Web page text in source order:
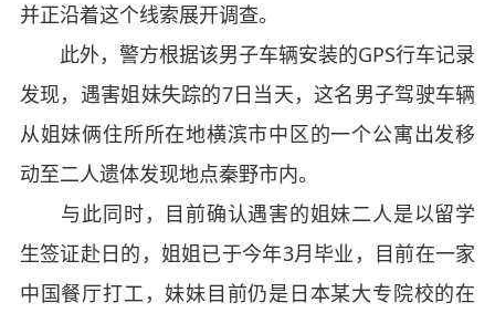
并正沿着这个线索展开调查。
此外，警方根据该男子车辆安装的GPS行车记录
发现，遇害姐妹失踪的7日当天，这名男子驾驶车辆
从姐妹俩住所所在地横滨市中区的一个公寓出发移
动至二人遗体发现地点秦野市内。
与此同时，目前确认遇害的姐妹二人是以留学
生签证赴日的，姐姐已于今年3月毕业，目前在一家
中国餐厅打工，妹妹目前仍是日本某大专院校的在